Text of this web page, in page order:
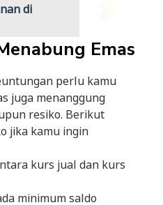
di
Emas
perlu kamu
juga menanggung
resiko. Berikut
jika kamu ingin
kurs jual dan kurs
minimum saldo